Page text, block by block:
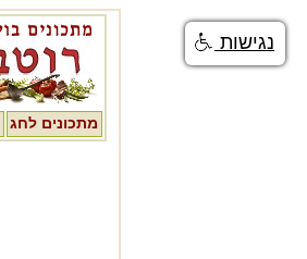
מתכונים לחג
נגישות